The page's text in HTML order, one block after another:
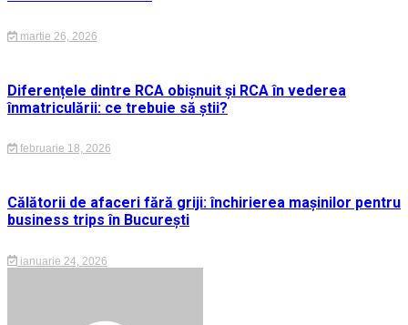
martie 26, 2026
Diferențele dintre RCA obișnuit și RCA în vederea
înmatriculării: ce trebuie să știi?
februarie 18, 2026
Călătorii de afaceri fără griji: închirierea mașinilor pentru
business trips în București
ianuarie 24, 2026